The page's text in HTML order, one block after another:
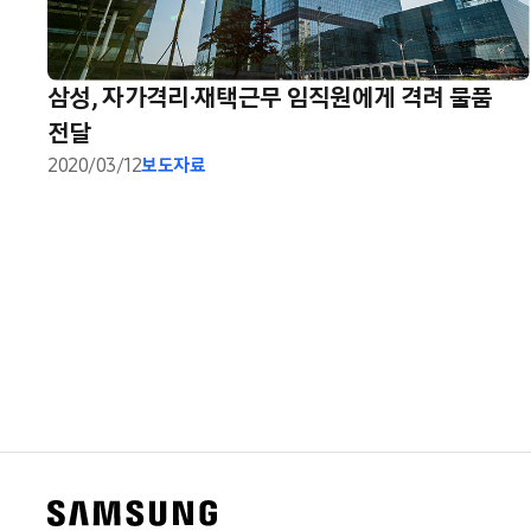
삼성, 자가격리·재택근무 임직원에게 격려 물품
전달
2020/03/12보도자료